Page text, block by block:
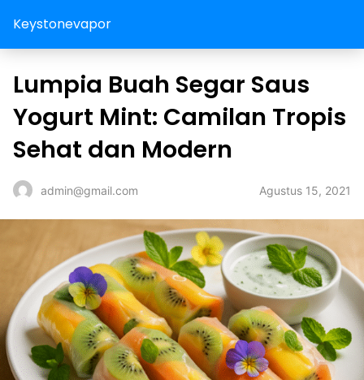
Keystonevapor
Lumpia Buah Segar Saus
Yogurt Mint: Camilan Tropis
Sehat dan Modern
admin@gmail.com Agustus 15, 2021